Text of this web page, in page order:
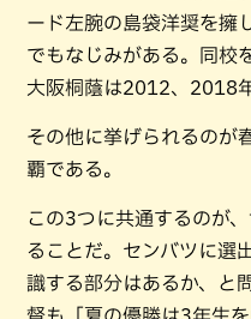
ード左腕の島袋洋奨を擁
でもなじみがある。同校
大阪桐蔭は2012、2018
その他に挙げられるのが
覇である。
この3つに共通するのが
ることだ。センバツに選
識する部分はあるか、と